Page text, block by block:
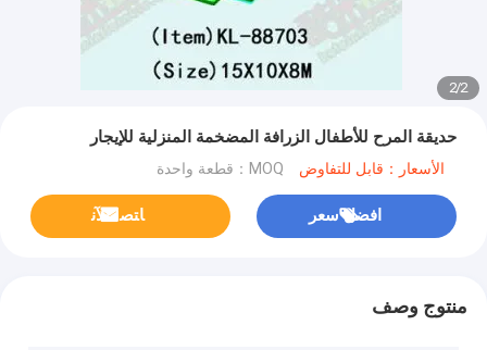
2
/
2
حديقة المرح للأطفال الزرافة المضخمة المنزلية للإيجار
الأسعار：قابل للتفاوض MOQ：قطعة واحدة
افضل سعر ﺎﺘﺼﻟ ﺍﻶﻧ
منتوج وصف